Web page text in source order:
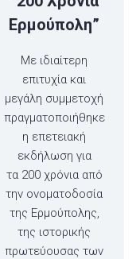
Ερμούπολη”
Με ιδιαίτερη
επιτυχία και
μεγάλη συμμετοχή
πραγματοποιήθηκε
η επετειακή
εκδήλωση για
τα 200 χρόνια από
την ονοματοδοσία
της Ερμούπολης,
της ιστορικής
πρωτεύουσας των